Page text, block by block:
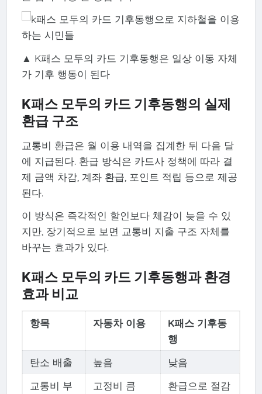
▲ K패스 모두의 카드 기후동행은 일상 이동 자체
가 기후 행동이 된다
K패스 모두의 카드 기후동행의 실제
환급 구조
교통비 환급은 월 이용 내역을 집계한 뒤 다음 달
에 지급된다. 환급 방식은 카드사 정책에 따라 결
제 금액 차감, 계좌 환급, 포인트 적립 등으로 제공
된다.
이 방식은 즉각적인 할인보다 체감이 늦을 수 있
지만, 장기적으로 보면 교통비 지출 구조 자체를
바꾸는 효과가 있다.
K패스 모두의 카드 기후동행과 환경
효과 비교
항목 자동차 이용
K패스 기후동
행
탄소 배출
높음
낮음
교통비 부
고정비 큼 환급으로 절감